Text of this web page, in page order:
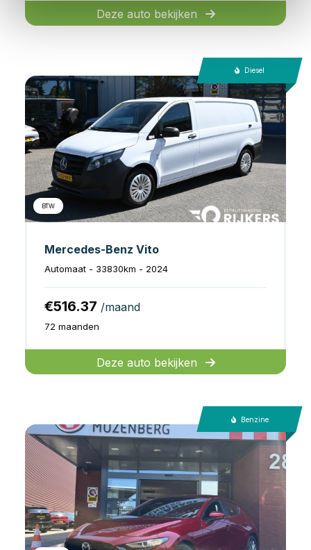
Deze auto bekijken
Diesel
BTW
Mercedes-Benz Vito
Automaat - 33830km - 2024
€516.37 /maand
72 maanden
Deze auto bekijken
Benzine